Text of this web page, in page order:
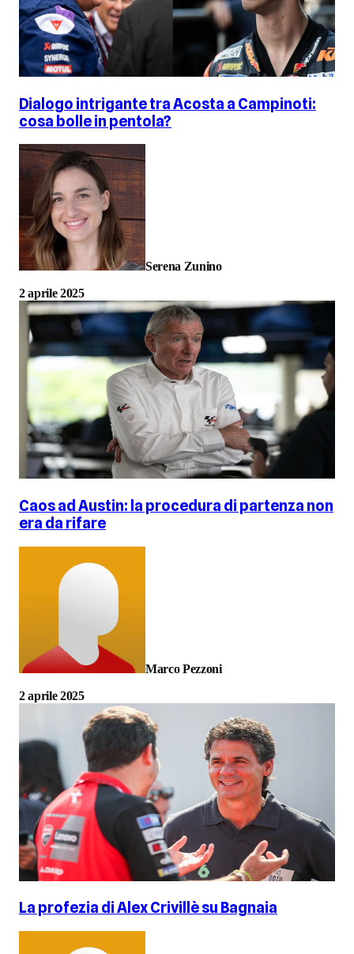
Dialogo intrigante tra Acosta a Campinoti:
cosa bolle in pentola?
Serena Zunino
2 aprile 2025
Caos ad Austin: la procedura di partenza non
era da rifare
Marco Pezzoni
2 aprile 2025
La profezia di Alex Crivillè su Bagnaia